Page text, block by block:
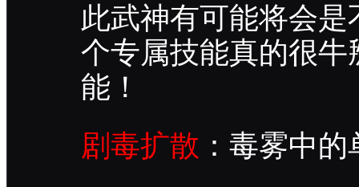
此武神有可能将会
个专属技能真的很
能！
剧毒扩散 ：毒雾中